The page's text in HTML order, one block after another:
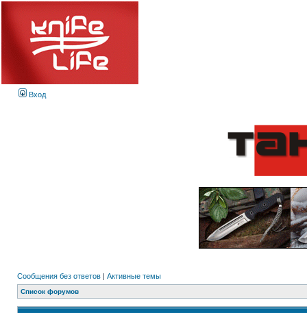
Вход
Сообщения без ответов | Активные темы
Список форумов